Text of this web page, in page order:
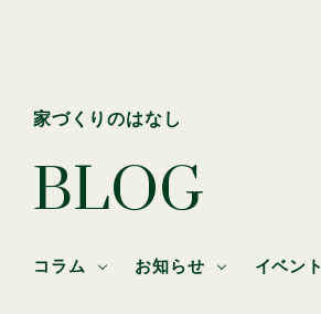
家づくりのはなし
BLOG
コラム お知らせ イベント